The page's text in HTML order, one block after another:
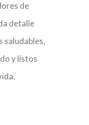
de
detalle
saludables,
y listos